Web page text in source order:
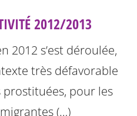
2012/2013
2012 s’est déroulée,
très défavorable
pour les
(…)